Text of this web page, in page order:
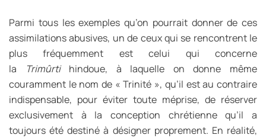
Parmi tous les exemples qu’on pourrait donner de ces
assimilations abusives, un de ceux qui se rencontrent le
plus fréquemment est celui qui concerne
la
Trimûrti hindoue, à laquelle on donne même
couramment le nom de « Trinité », qu’il est au contraire
indispensable, pour éviter toute méprise, de réserver
exclusivement à la conception chrétienne qu’il a
toujours été destiné à désigner proprement. En réalité,